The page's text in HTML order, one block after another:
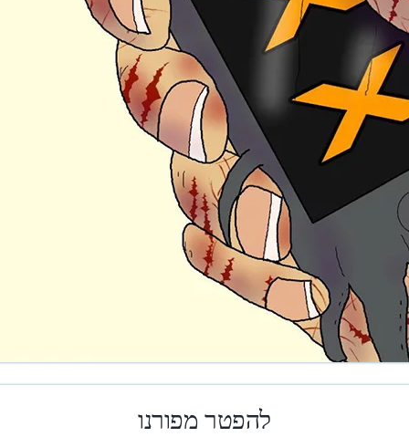
להפטר מפורנו